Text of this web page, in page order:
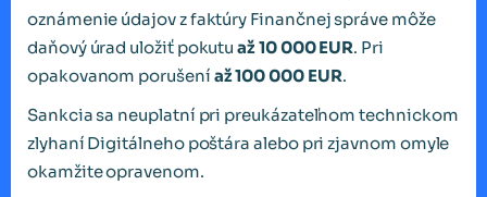
oznámenie údajov z faktúry Finančnej správe môže
daňový úrad uložiť pokutuaž 10 000 EUR. Pri
opakovanom porušení až 100 000 EUR.
Sankcia sa neuplatní pri preukázateľnom technickom
zlyhaní Digitálneho poštára alebo pri zjavnom omyle
okamžite opravenom.